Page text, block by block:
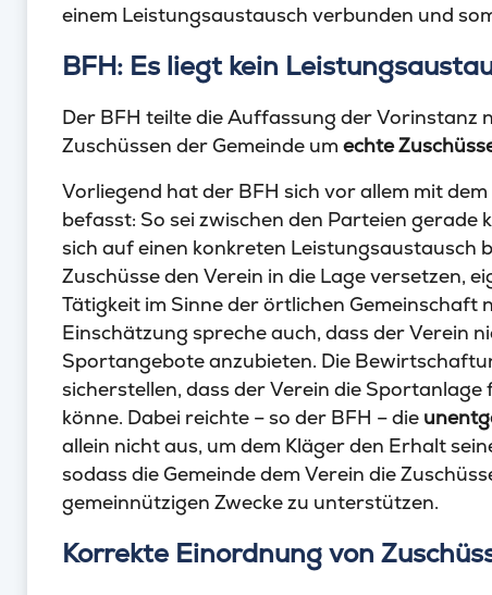
einem Leistungsaustausch verbunden und
BFH: Es liegt kein
Der BFH teilte die Auffassung der Vorinstanz
Zuschüssen der Gemeinde um echte
Vorliegend hat der BFH sich vor allem mit
befasst: So sei zwischen den Parteien
sich auf einen konkreten Leistungsaustausch
Zuschüsse den Verein in die Lage versetzen,
Tätigkeit im Sinne der örtlichen Gemeinschaft
Einschätzung spreche auch, dass der Verein
Sportangebote anzubieten. Die
sicherstellen, dass der Verein die
könne. Dabei reichte – so der BFH – die
allein nicht aus, um dem Kläger den Erhalt
sodass die Gemeinde dem Verein die
gemeinnützigen Zwecke zu unterstützen.
Korrekte Einordnung von